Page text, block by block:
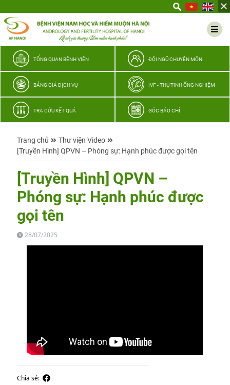
thương
TỔNG QUAN BỆNH VIỆN ĐỘI NGŨ CHUYÊN MÔN
BẢNG GIÁ DỊCH VỤ IVF - THỤ TINH ỐNG NGHIỆM
TRA CỨU KẾT QUẢ GÓC BÁO CHÍ
Trang chủ
Thư viện Video
[Truyền Hình] QPVN – Phóng sự: Hạnh phúc được gọi tên
[Truyền Hình] QPVN –
Phóng sự: Hạnh phúc được
gọi tên
28/07/2025
Chia sẻ: